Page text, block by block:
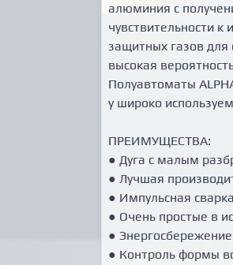
алюминия с
чувствительности
защитных газов для
высокая
Полуавтоматы
у широко
ПРЕИМУЩЕСТВА:
● Дуга с малым
● Лучшая
● Импульсная
● Очень простые в
●
● Контроль формы